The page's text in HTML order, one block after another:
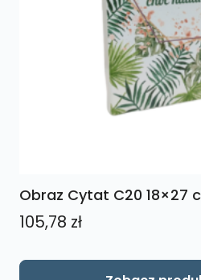
Obraz Cytat C20 18×27
105,78 zł